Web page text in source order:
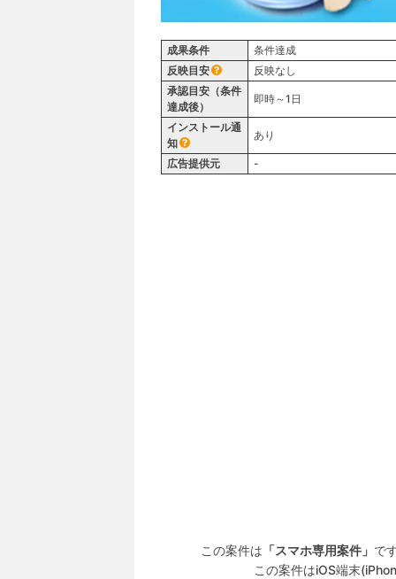
成果条件
条件達成
反映目安
反映なし
承認目安（条件
達成後）
即時～1日
インストール通
知
あり
広告提供元 -
この案件は 「スマホ専用案件」 で
この案件はiOS端末